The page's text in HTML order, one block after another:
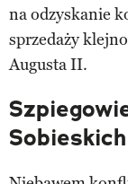
na odzyskanie
sprzedaży
Augusta II.
Sobieskich